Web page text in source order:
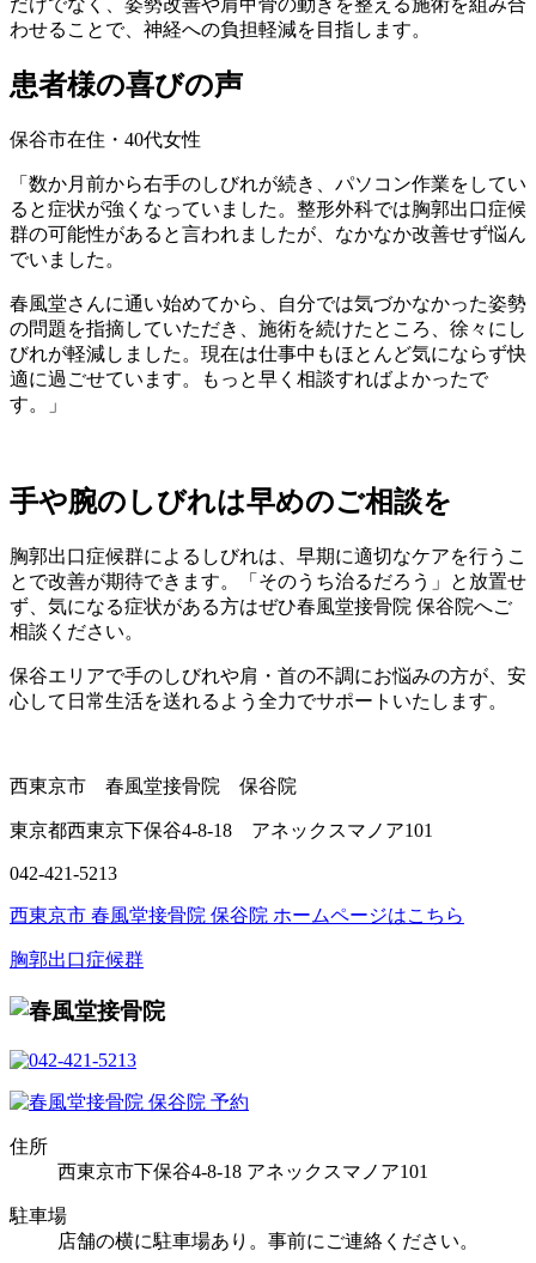
わせることで、神経への負担軽減を目指します。
患者様の喜びの声
保谷市在住・40代女性
「数か月前から右手のしびれが続き、パソコン作業をしてい
ると症状が強くなっていました。整形外科では胸郭出口症候
群の可能性があると言われましたが、なかなか改善せず悩ん
でいました。
春風堂さんに通い始めてから、自分では気づかなかった姿勢
の問題を指摘していただき、施術を続けたところ、徐々にし
びれが軽減しました。現在は仕事中もほとんど気にならず快
適に過ごせています。もっと早く相談すればよかったで
す。」
手や腕のしびれは早めのご相談を
胸郭出口症候群によるしびれは、早期に適切なケアを行うこ
とで改善が期待できます。「そのうち治るだろう」と放置せ
ず、気になる症状がある方はぜひ春風堂接骨院 保谷院へご
相談ください。
保谷エリアで手のしびれや肩・首の不調にお悩みの方が、安
心して日常生活を送れるよう全力でサポートいたします。
西東京市 春風堂接骨院 保谷院
東京都西東京下保谷4-8-18 アネックスマノア101
042-421-5213
西東京市 春風堂接骨院 保谷院 ホームページはこちら
胸郭出口症候群
住所
西東京市下保谷4-8-18 アネックスマノア101
駐車場
店舗の横に駐車場あり。事前にご連絡ください。